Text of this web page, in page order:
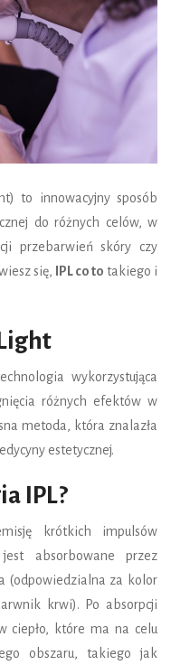
to innowacyjny sposób
do różnych celów, w
przebarwień skóry czy
się,
IPL co to takiego i
wykorzystująca
różnych efektów w
metoda, która znalazła
estetycznej.
IPL?
krótkich impulsów
absorbowane przez
(odpowiedzialna za kolor
krwi). Po absorpcji
ciepło, które ma na celu
obszaru, takiego jak